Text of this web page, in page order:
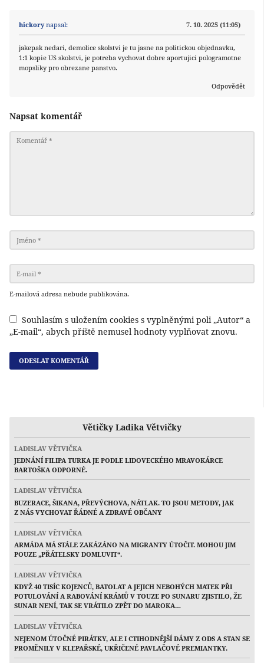
hickory napsal: 7. 10. 2025 (11:05)
jakepak nedari, demolice skolstvi je tu jasne na politickou objednavku,
1:1 kopie US skolstvi, je potreba vychovat dobre aportujici pologramotne
mopsliky pro obrezane panstvo.
Odpovědět
Napsat komentář
E-mailová adresa nebude publikována.
Souhlasím s uložením cookies s vyplněnými poli „Autor“ a
„E-mail“, abych příště nemusel hodnoty vyplňovat znovu.
Větičky Ladika Větvičky
LADISLAV VĚTVIČKA
JEDNÁNÍ FILIPA TURKA JE PODLE LIDOVECKÉHO MRAVOKÁRCE
BARTOŠKA ODPORNÉ.
LADISLAV VĚTVIČKA
BUZERACE, ŠIKANA, PŘEVÝCHOVA, NÁTLAK. TO JSOU METODY, JAK
Z NÁS VYCHOVAT ŘÁDNÉ A ZDRAVÉ OBČANY
LADISLAV VĚTVIČKA
ARMÁDA MÁ STÁLE ZAKÁZÁNO NA MIGRANTY ÚTOČIT. MOHOU JIM
POUZE „PŘÁTELSKY DOMLUVIT“.
LADISLAV VĚTVIČKA
KDYŽ 40 TISÍC KOJENCŮ, BATOLAT A JEJICH NEBOHÝCH MATEK PŘI
POTULOVÁNÍ A RABOVÁNÍ KRÁMŮ V TOUZE PO SUNARU ZJISTILO, ŽE
SUNAR NENÍ, TAK SE VRÁTILO ZPĚT DO MAROKA…
LADISLAV VĚTVIČKA
NEJENOM ÚTOČNÉ PIRÁTKY, ALE I CTIHODNĚJŠÍ DÁMY Z ODS A STAN SE
PROMĚNILY V KLEPAŘSKÉ, UKŘIČENÉ PAVLAČOVÉ PREMIANTKY.